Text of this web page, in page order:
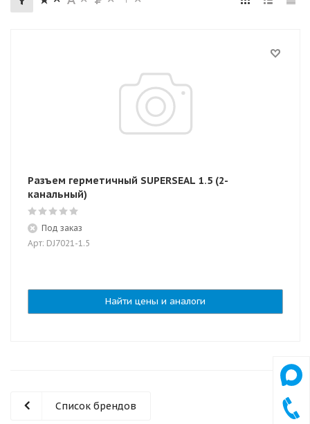
Разъем герметичный SUPERSEAL 1.5 (2-
канальный)
Под заказ
Арт: DJ7021-1.5
Найти цены и аналоги
Список брендов